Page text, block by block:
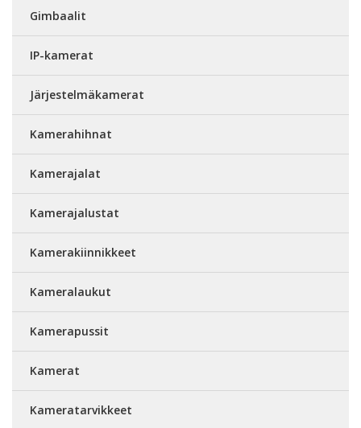
Gimbaalit
IP-kamerat
Järjestelmäkamerat
Kamerahihnat
Kamerajalat
Kamerajalustat
Kamerakiinnikkeet
Kameralaukut
Kamerapussit
Kamerat
Kameratarvikkeet